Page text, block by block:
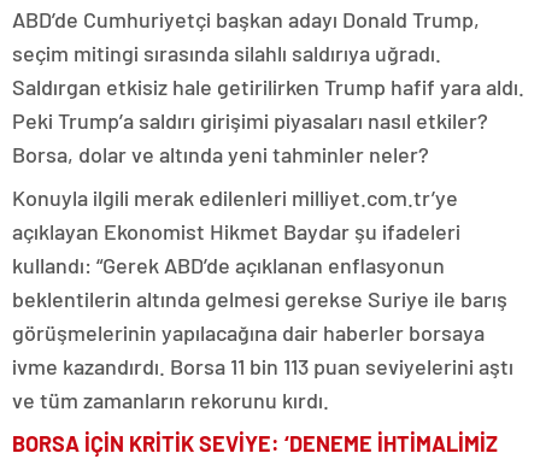
ABD’de Cumhuriyetçi başkan adayı Donald Trump,
seçim mitingi sırasında silahlı saldırıya uğradı.
Saldırgan etkisiz hale getirilirken Trump hafif yara aldı.
Peki Trump’a saldırı girişimi piyasaları nasıl etkiler?
Borsa, dolar ve altında yeni tahminler neler?
Konuyla ilgili merak edilenleri milliyet.com.tr’ye
açıklayan Ekonomist Hikmet Baydar şu ifadeleri
kullandı: “Gerek ABD’de açıklanan enflasyonun
beklentilerin altında gelmesi gerekse Suriye ile barış
görüşmelerinin yapılacağına dair haberler borsaya
ivme kazandırdı. Borsa 11 bin 113 puan seviyelerini aştı
ve tüm zamanların rekorunu kırdı.
BORSA İÇİN KRİTİK SEVİYE: ‘DENEME İHTİMALİMİZ